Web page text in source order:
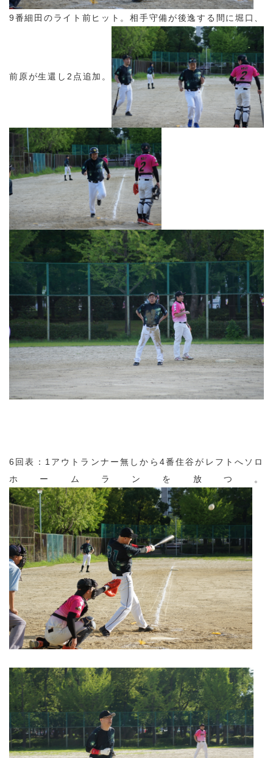
9番細田のライト前ヒット。相手守備が後逸する間に堀口、
前原が生還し2点追加。
6回表：1アウトランナー無しから4番住谷がレフトへソロ
ホームランを放つ。